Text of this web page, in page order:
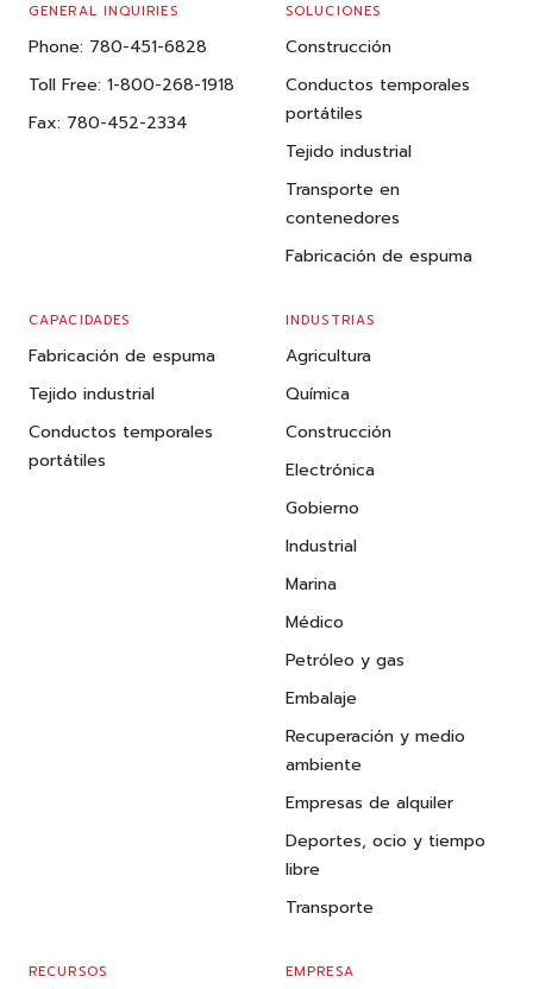
GENERAL INQUIRIES
Phone: 780-451-6828
Toll Free: 1-800-268-1918
Fax: 780-452-2334
SOLUCIONES
Construcción
Conductos temporales
portátiles
Tejido industrial
Transporte en
contenedores
Fabricación de espuma
CAPACIDADES
Fabricación de espuma
Tejido industrial
Conductos temporales
portátiles
INDUSTRIAS
Agricultura
Química
Construcción
Electrónica
Gobierno
Industrial
Marina
Médico
Petróleo y gas
Embalaje
Recuperación y medio
ambiente
Empresas de alquiler
Deportes, ocio y tiempo
libre
Transporte
RECURSOS EMPRESA